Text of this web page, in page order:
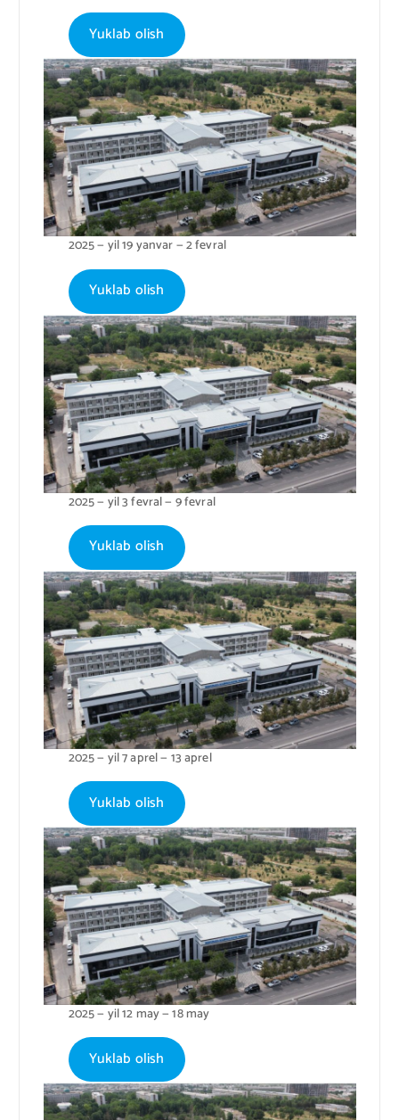
Yuklab olish
2025 — yil 19 yanvar — 2 fevral
Yuklab olish
2025 — yil 3 fevral — 9 fevral
Yuklab olish
2025 — yil 7 aprel — 13 aprel
Yuklab olish
2025 — yil 12 may — 18 may
Yuklab olish